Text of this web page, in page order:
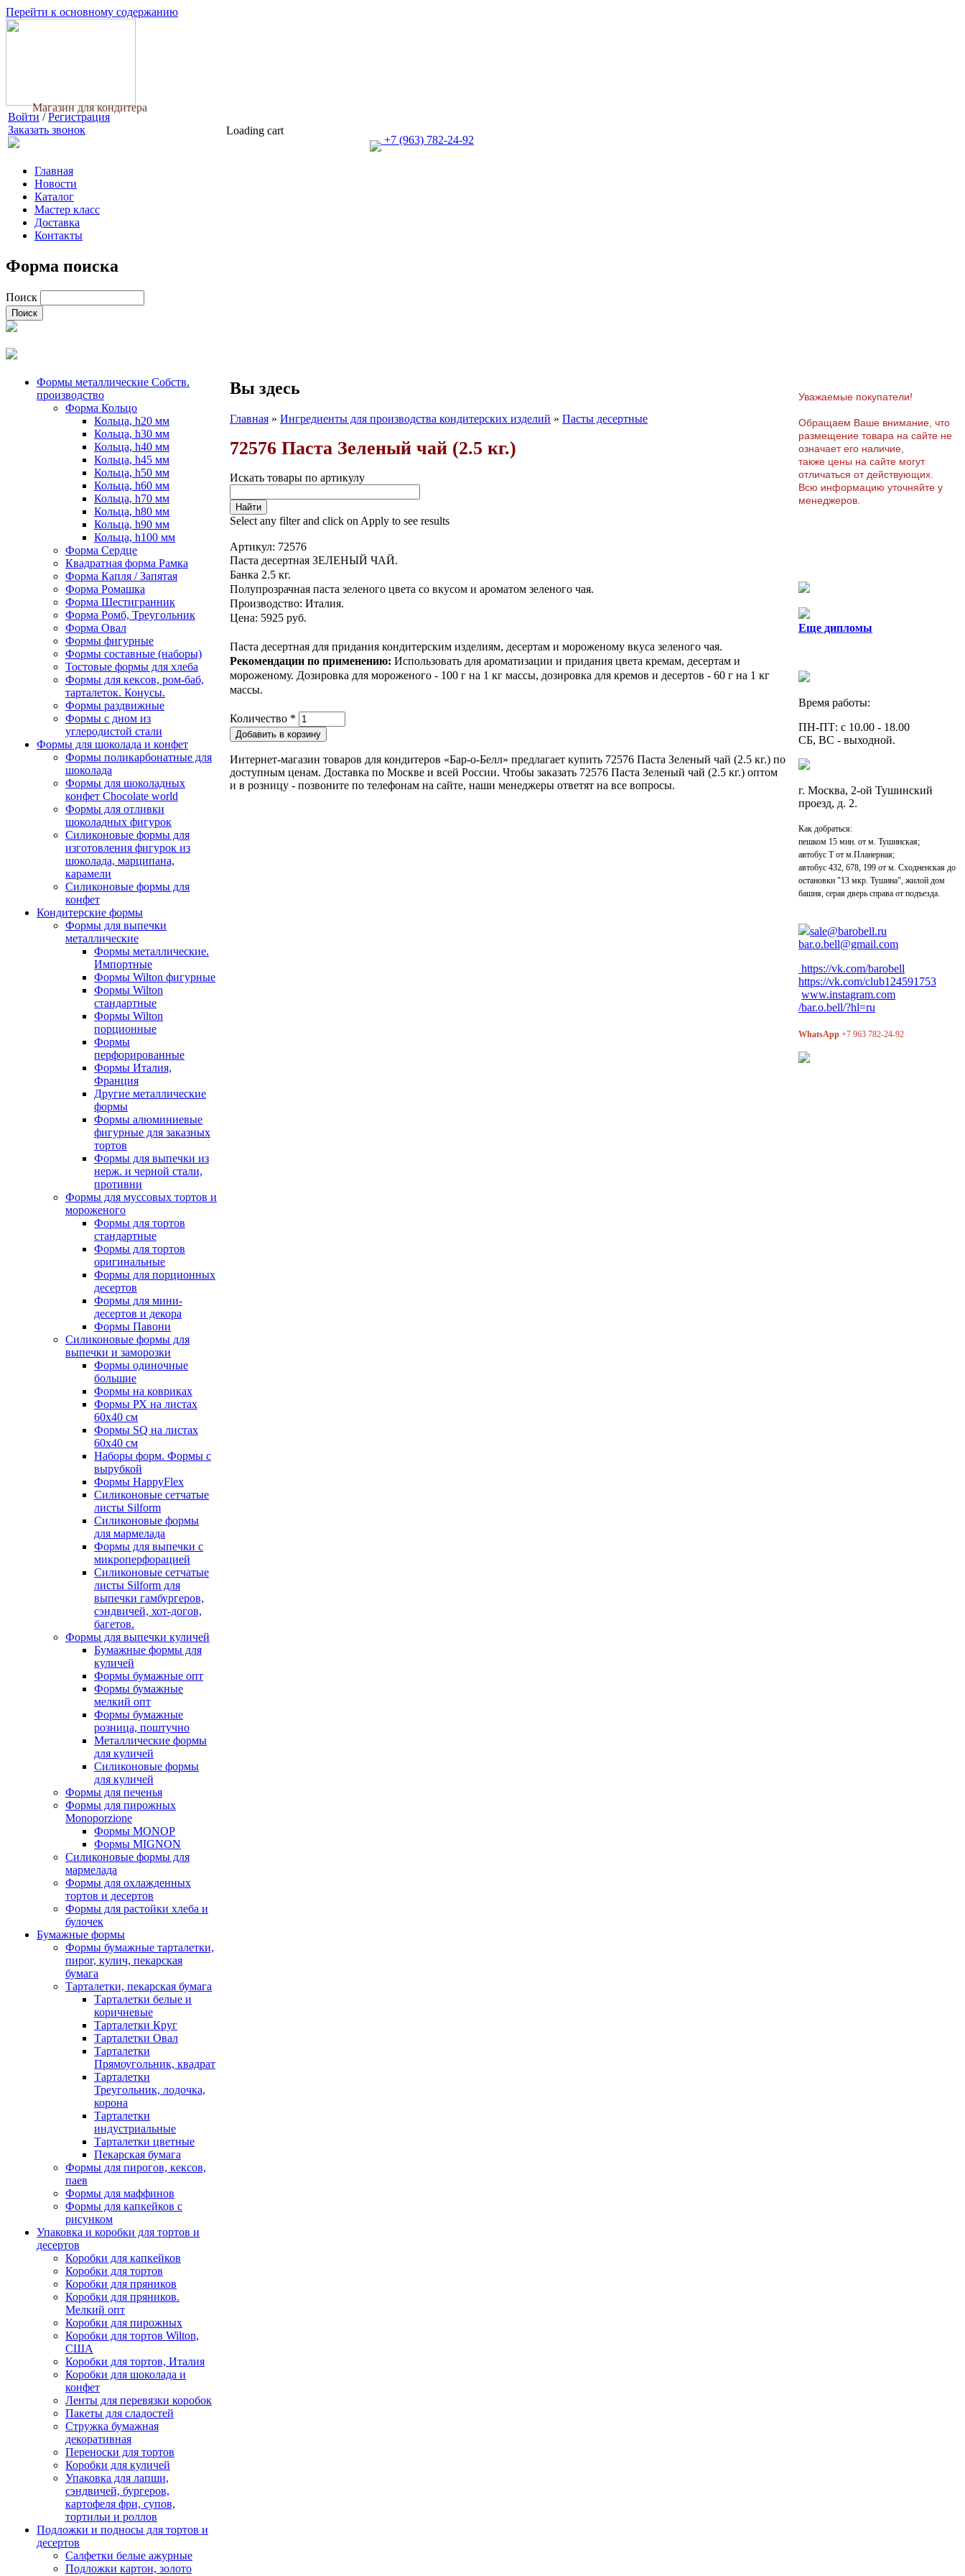
Перейти к основному содержанию
Магазин для кондитера
Войти /Регистрация
Заказать звонок
Loading cart
+7 (963) 782-24-92
Главная
Новости
Каталог
Мастер класс
Доставка
Контакты
Форма поиска
Поиск
Формы металлические Собств.
производство
Форма Кольцо
Кольца, h20 мм
Кольца, h30 мм
Кольца, h40 мм
Кольца, h45 мм
Кольца, h50 мм
Кольца, h60 мм
Кольца, h70 мм
Кольца, h80 мм
Кольца, h90 мм
Кольца, h100 мм
Форма Сердце
Квадратная форма Рамка
Форма Капля / Запятая
Форма Ромашка
Форма Шестигранник
Форма Ромб, Треугольник
Форма Овал
Формы фигурные
Формы составные (наборы)
Тостовые формы для хлеба
Формы для кексов, ром-баб,
тарталеток. Конусы.
Формы раздвижные
Формы с дном из
углеродистой стали
Формы для шоколада и конфет
Формы поликарбонатные для
шоколада
Формы для шоколадных
конфет Сhocolate world
Формы для отливки
шоколадных фигурок
Силиконовые формы для
изготовления фигурок из
шоколада, марципана,
карамели
Силиконовые формы для
конфет
Кондитерские формы
Формы для выпечки
металлические
Формы металлические.
Импортные
Формы Wilton фигурные
Формы Wilton
стандартные
Формы Wilton
порционные
Формы
перфорированные
Формы Италия,
Франция
Другие металлические
формы
Формы алюминиевые
фигурные для заказных
тортов
Формы для выпечки из
нерж. и черной стали,
противни
Формы для муссовых тортов и
мороженого
Формы для тортов
стандартные
Формы для тортов
оригинальные
Формы для порционных
десертов
Формы для мини-
десертов и декора
Формы Павони
Силиконовые формы для
выпечки и заморозки
Формы одиночные
большие
Формы на ковриках
Формы РХ на листах
60х40 см
Формы SQ на листах
60х40 см
Наборы форм. Формы с
вырубкой
Формы HappyFlex
Силиконовые сетчатые
листы Silform
Силиконовые формы
для мармелада
Формы для выпечки с
микроперфорацией
Силиконовые сетчатые
листы Silform для
выпечки гамбургеров,
сэндвичей, хот-догов,
багетов.
Формы для выпечки куличей
Бумажные формы для
куличей
Формы бумажные опт
Формы бумажные
мелкий опт
Формы бумажные
розница, поштучно
Металлические формы
для куличей
Силиконовые формы
для куличей
Формы для печенья
Формы для пирожных
Monoporzione
Формы MONOP
Формы MIGNON
Силиконовые формы для
мармелада
Формы для oхлажденных
тортов и десертов
Формы для растойки хлеба и
булочек
Бумажные формы
Формы бумажные тарталетки,
пирог, кулич, пекарская
бумага
Тарталетки, пекарская бумага
Тарталетки белые и
коричневые
Тарталетки Круг
Тарталетки Овал
Тарталетки
Прямоугольник, квадрат
Тарталетки
Треугольник, лодочка,
корона
Тарталетки
индустриальные
Тарталетки цветные
Пекарская бумага
Формы для пирогов, кексов,
паев
Формы для маффинов
Формы для капкейков с
рисунком
Упаковка и коробки для тортов и
десертов
Коробки для капкейков
Коробки для тортов
Коробки для пряников
Коробки для пряников.
Мелкий опт
Коробки для пирожных
Коробки для тортов Wilton,
США
Коробки для тортов, Италия
Коробки для шоколада и
конфет
Ленты для перевязки коробок
Пакеты для сладостей
Стружка бумажная
декоративная
Переноски для тортов
Коробки для куличей
Упаковка для лапши,
сэндвичей, бургеров,
картофеля фри, супов,
тортильи и роллов
Подложки и подносы для тортов и
десертов
Салфетки белые ажурные
Подложки картон, золото
Вы здесь
Главная » Ингредиенты для производства кондитерских изделий » Пасты десертные
72576 Паста Зеленый чай (2.5 кг.)
Искать товары по артикулу
Select any filter and click on Apply to see results
Артикул: 72576
Паста десертная ЗЕЛЕНЫЙ ЧАЙ.
Банка 2.5 кг.
Полупрозрачная паста зеленого цвета со вкусом и ароматом зеленого чая.
Производство: Италия.
Цена: 5925 руб.
Паста десертная для придания кондитерским изделиям, десертам и мороженому вкуса зеленого чая.
Рекомендации по применению: Использовать для ароматизации и придания цвета кремам, десертам и
мороженому. Дозировка для мороженого - 100 г на 1 кг массы, дозировка для кремов и десертов - 60 г на 1 кг
массы.
Количество *
Интернет-магазин товаров для кондитеров «Бар-о-Белл» предлагает купить 72576 Паста Зеленый чай (2.5 кг.) по
доступным ценам. Доставка по Москве и всей России. Чтобы заказать 72576 Паста Зеленый чай (2.5 кг.) оптом
и в розницу - позвоните по телефонам на сайте, наши менеджеры ответят на все вопросы.
Уважаемые покупатели!
Обращаем Ваше внимание, что
размещение товара на сайте не
означает его наличие,
также цены на сайте могут
отличаться от действующих.
Всю информацию уточняйте у
менеджеров.
Еще дипломы
Время работы:
ПН-ПТ: с 10.00 - 18.00
СБ, ВС - выходной.
г. Москва, 2-ой Тушинский
проезд, д. 2.
Как добраться:
пешком 15 мин. от м. Тушинская;
автобус Т от м.Планерная;
автобус 432, 678, 199 от м. Сходненская до
остановки "13 мкр. Тушина", жилой дом
башня, серая дверь справа от подъезда.
sale@barobell.ru
bar.o.bell@gmail.com
https://vk.com/barobell
https://vk.com/club124591753
www.instagram.com
/bar.o.bell/?hl=ru
WhatsApp +7 963 782-24-92